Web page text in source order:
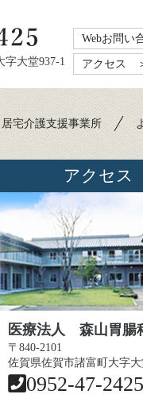
Webお問い
アクセス
字大堂937-1
居宅介護支援事業所
アクセス
医療法人 森山胃腸
〒840-2101
佐賀県佐賀市諸富町大字
0952-47-2425